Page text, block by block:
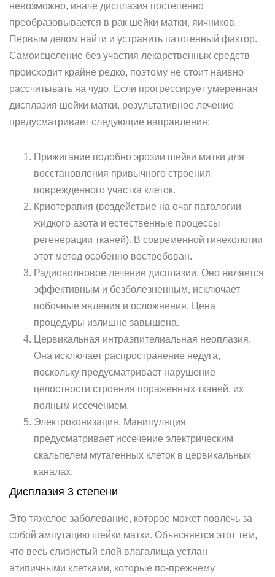
невозможно, иначе дисплазия постепенно
преобразовывается в рак шейки матки, яичников.
Первым делом найти и устранить патогенный фактор.
Самоисцеление без участия лекарственных средств
происходит крайне редко, поэтому не стоит наивно
рассчитывать на чудо. Если прогрессирует умеренная
дисплазия шейки матки, результативное лечение
предусматривает следующие направления:
Прижигание подобно эрозии шейки матки для
восстановления привычного строения
поврежденного участка клеток.
Криотерапия (воздействие на очаг патологии
жидкого азота и естественные процессы
регенерации тканей). В современной гинекологии
этот метод особенно востребован.
Радиоволновое лечение дисплазии. Оно является
эффективным и безболезненным, исключает
побочные явления и осложнения. Цена
процедуры излишне завышена.
Цервикальная интраэпителиальная неоплазия.
Она исключает распространение недуга,
поскольку предусматривает нарушение
целостности строения пораженных тканей, их
полным иссечением.
Электроконизация. Манипуляция
предусматривает иссечение электрическим
скальпелем мутагенных клеток в цервикальных
каналах.
Дисплазия 3 степени
Это тяжелое заболевание, которое может повлечь за
собой ампутацию шейки матки. Объясняется этот тем,
что весь слизистый слой влагалища устлан
атипичными клетками, которые по-прежнему